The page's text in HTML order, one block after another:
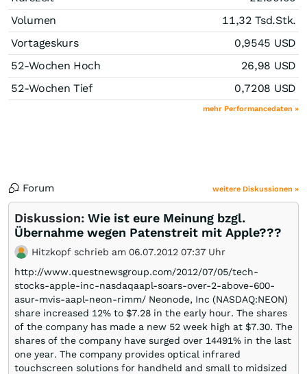
Volumen
11,32 Tsd.Stk.
Vortageskurs
0,9545 USD
52-Wochen Hoch
26,98 USD
52-Wochen Tief
0,7208 USD
mehr Performancedaten »
Forum weitere Diskussionen »
Diskussion: Wie ist eure Meinung bzgl.
Übernahme wegen Patenstreit mit Apple???
Hitzkopf schrieb am 06.07.2012 07:37 Uhr
http://www.questnewsgroup.com/2012/07/05/tech-
stocks-apple-inc-nasdaqaapl-soars-over-2-above-600-
asur-mvis-aapl-neon-rimm/ Neonode, Inc (NASDAQ:NEON)
share increased 12% to $7.28 in the early hour. The shares
of the company has made a new 52 week high at $7.30. The
shares of the company have surged over 14491% in the last
one year. The company provides optical infrared
touchscreen solutions for handheld and small to midsized